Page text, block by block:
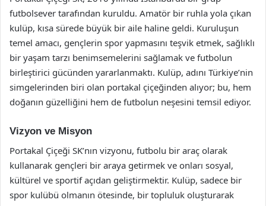
futbolsever tarafından kuruldu. Amatör bir ruhla yola çıkan
kulüp, kısa sürede büyük bir aile haline geldi. Kuruluşun
temel amacı, gençlerin spor yapmasını teşvik etmek, sağlıklı
bir yaşam tarzı benimsemelerini sağlamak ve futbolun
birleştirici gücünden yararlanmaktı. Kulüp, adını Türkiye’nin
simgelerinden biri olan portakal çiçeğinden alıyor; bu, hem
doğanın güzelliğini hem de futbolun neşesini temsil ediyor.
Vizyon ve Misyon
Portakal Çiçeği SK’nın vizyonu, futbolu bir araç olarak
kullanarak gençleri bir araya getirmek ve onları sosyal,
kültürel ve sportif açıdan geliştirmektir. Kulüp, sadece bir
spor kulübü olmanın ötesinde, bir topluluk oluşturarak